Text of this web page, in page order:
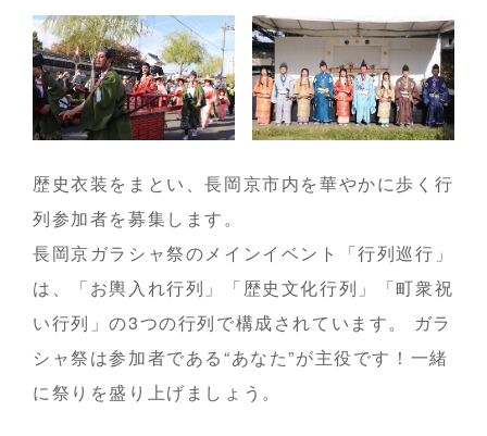
歴史衣装をまとい、長岡京市内を華やかに歩く行
列参加者を募集します。
長岡京ガラシャ祭のメインイベント「行列巡行」
は、「お輿入れ行列」「歴史文化行列」「町衆祝
い行列」の3つの行列で構成されています。 ガラ
シャ祭は参加者である“あなた”が主役です！一緒
に祭りを盛り上げましょう。